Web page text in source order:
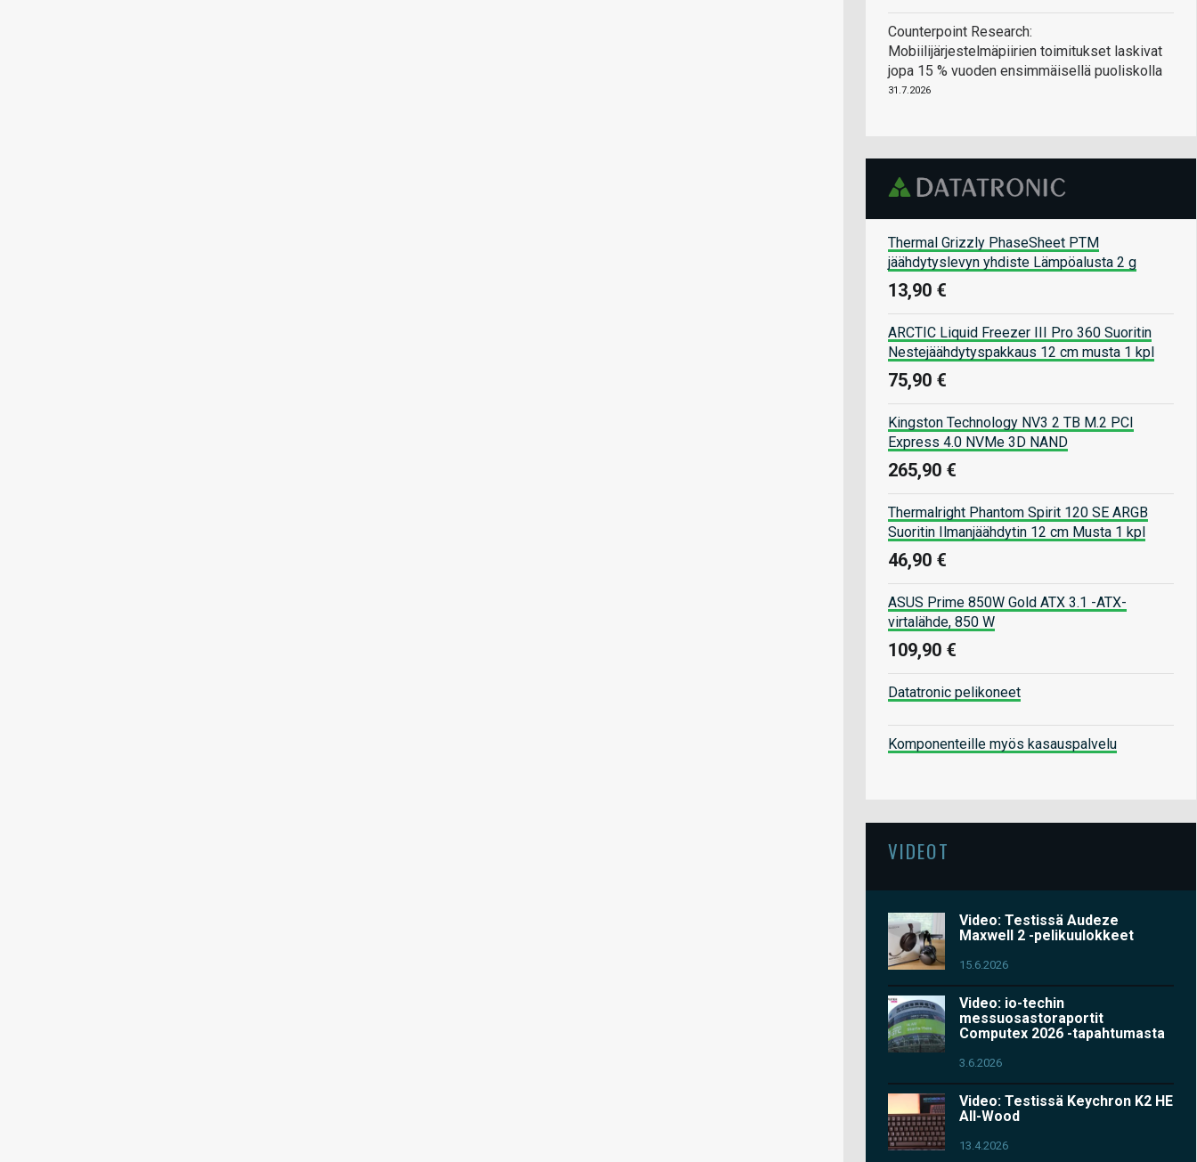
Counterpoint Research:
Mobiilijärjestelmäpiirien toimitukset laskivat
jopa 15 % vuoden ensimmäisellä puoliskolla
31.7.2026
Thermal Grizzly PhaseSheet PTM
jäähdytyslevyn yhdiste Lämpöalusta 2 g
13,90 €
ARCTIC Liquid Freezer III Pro 360 Suoritin
Nestejäähdytyspakkaus 12 cm musta 1 kpl
75,90 €
Kingston Technology NV3 2 TB M.2 PCI
Express 4.0 NVMe 3D NAND
265,90 €
Thermalright Phantom Spirit 120 SE ARGB
Suoritin Ilmanjäähdytin 12 cm Musta 1 kpl
46,90 €
ASUS Prime 850W Gold ATX 3.1 -ATX-
virtalähde, 850 W
109,90 €
Datatronic pelikoneet
Komponenteille myös kasauspalvelu
VIDEOT
Video: Testissä Audeze
Maxwell 2 -pelikuulokkeet
15.6.2026
Video: io-techin
messuosastoraportit
Computex 2026 -tapahtumasta
3.6.2026
Video: Testissä Keychron K2 HE
All-Wood
13.4.2026